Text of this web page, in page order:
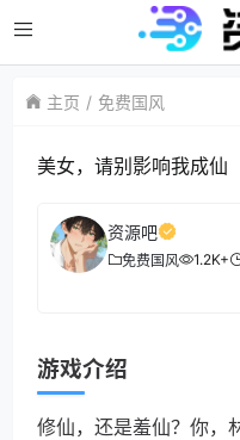
主页 免费国风
美女，请别影响我成仙
资源吧
免费国风 1.2K+
游戏介绍
修仙，还是羞仙？你，